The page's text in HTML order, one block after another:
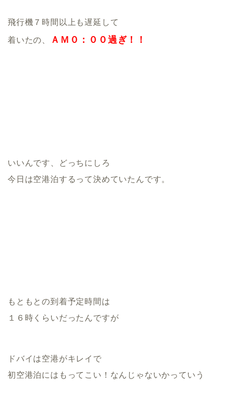
飛行機７時間以上も遅延して
着いたの、 ＡＭ０：００過ぎ！！
いいんです、どっちにしろ
今日は空港泊するって決めていたんです。
もともとの到着予定時間は
１６時くらいだったんですが
ドバイは空港がキレイで
初空港泊にはもってこい！なんじゃないかっていう